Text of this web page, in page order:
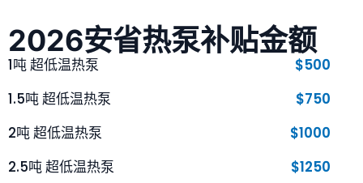
2026安省热泵补贴金额
1吨 超低温热泵
$500
1.5吨 超低温热泵
$750
2吨 超低温热泵
$1000
2.5吨 超低温热泵
$1250